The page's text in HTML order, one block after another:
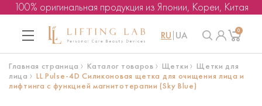
100% оригинальная продукция из Японии, Кореи, Китая
RU UA 0
Главная страница Каталог товаров Щетки
Щетки для
лица
LL Pulse-4D Силиконовая щетка для очищения лица и
лифтинга с функцией магнитотерапии (Sky Blue)